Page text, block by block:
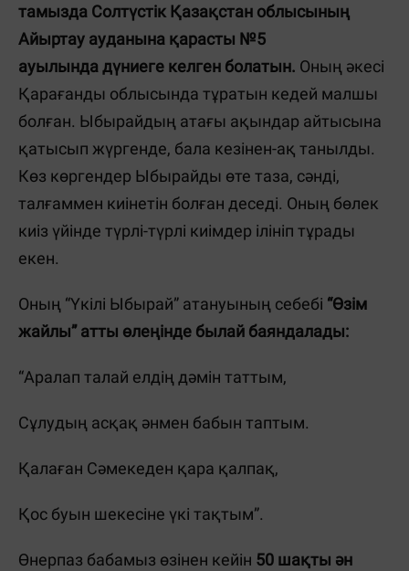
тамызда Солтүстік Қазақстан облы­сының
Айыртау ауданына қарасты №5
ауылында дүниеге келген болатын. Оның әкесі
Қарағанды облысында тұратын кедей малшы
болған. Ыбырайдың атағы ақындар айтысына
қатысып жүргенде, бала кезінен-ақ танылды.
Көз көргендер Ыбырайды өте таза, сәнді,
талғаммен киінетін болған деседі. Оның бөлек
киіз үйінде түрлі-түрлі киімдер ілініп тұрады
екен.
Оның “Үкілі Ыбырай” атануы­ның себебі “Өзім
жайлы” атты өлеңінде былай баяндалады:
“Аралап талай елдің дәмін таттым,
Сұлудың асқақ әнмен бабын таптым.
Қалаған Сәмекеден қара қалпақ,
Қос буын шекесіне үкі тақтым”.
Өнерпаз бабамыз өзінен кейін 50 шақты ән